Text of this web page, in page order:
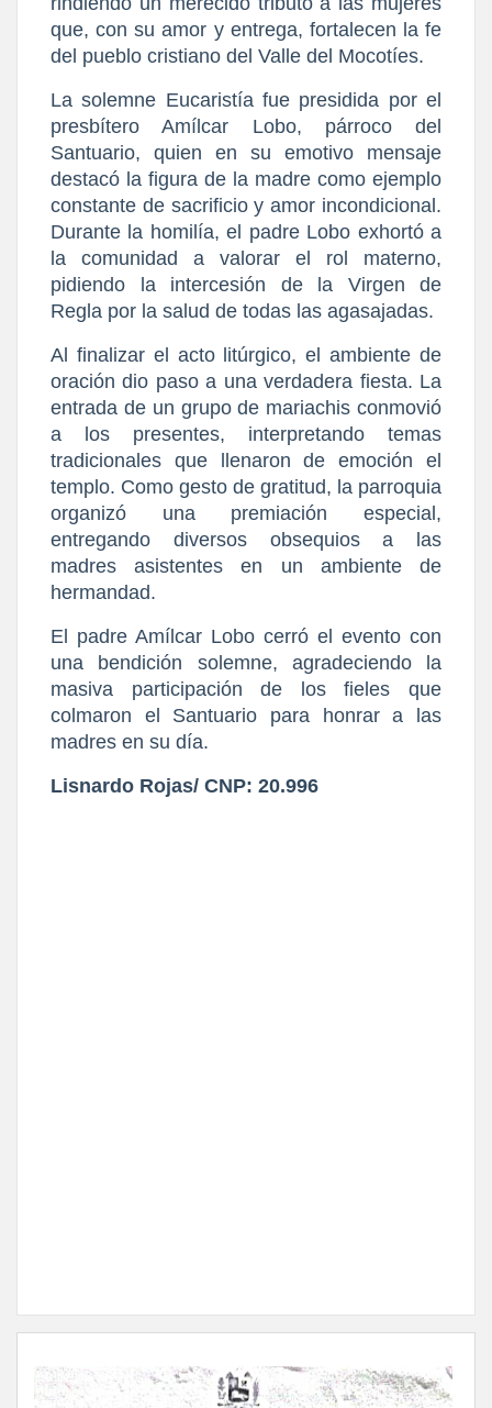
que, con su amor y entrega, fortalecen la fe
del pueblo cristiano del Valle del Mocotíes.
​La solemne Eucaristía fue presidida por el
presbítero Amílcar Lobo, párroco del
Santuario, quien en su emotivo mensaje
destacó la figura de la madre como ejemplo
constante de sacrificio y amor incondicional.
Durante la homilía, el padre Lobo exhortó a
la comunidad a valorar el rol materno,
pidiendo la intercesión de la Virgen de
Regla por la salud de todas las agasajadas.
​Al finalizar el acto litúrgico, el ambiente de
oración dio paso a una verdadera fiesta. La
entrada de un grupo de mariachis conmovió
a los presentes, interpretando temas
tradicionales que llenaron de emoción el
templo. Como gesto de gratitud, la parroquia
organizó una premiación especial,
entregando diversos obsequios a las
madres asistentes en un ambiente de
hermandad.
​El padre Amílcar Lobo cerró el evento con
una bendición solemne, agradeciendo la
masiva participación de los fieles que
colmaron el Santuario para honrar a las
madres en su día.
Lisnardo Rojas/ CNP: 20.996